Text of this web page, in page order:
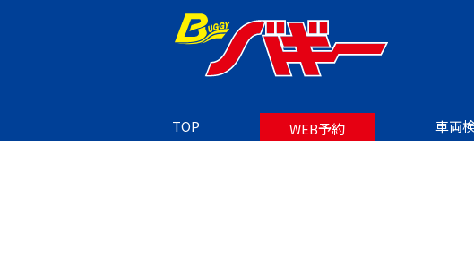
TOP WEB予約 車両
☆ご成約ありがとうございます！！!(^^)!☆